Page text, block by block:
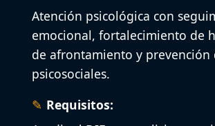
Atención psicológica con
emocional, fortalecimiento de
de afrontamiento y prevención
psicosociales.
Requisitos: